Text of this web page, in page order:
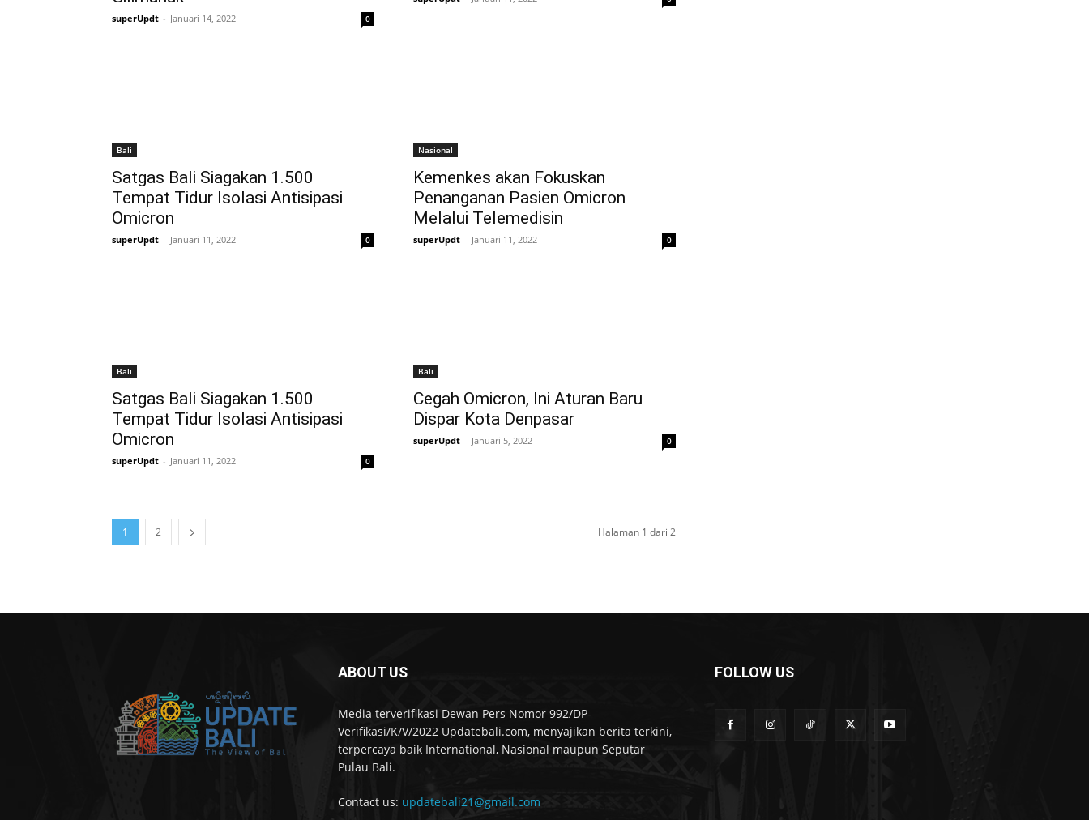
superUpdt - Januari 14, 2022 0
Bali
Satgas Bali Siagakan 1.500
Tempat Tidur Isolasi Antisipasi
Omicron
superUpdt - Januari 11, 2022 0
Nasional
Kemenkes akan Fokuskan
Penanganan Pasien Omicron
Melalui Telemedisin
superUpdt - Januari 11, 2022 0
Bali
Satgas Bali Siagakan 1.500
Tempat Tidur Isolasi Antisipasi
Omicron
superUpdt - Januari 11, 2022 0
Bali
Cegah Omicron, Ini Aturan Baru
Dispar Kota Denpasar
superUpdt - Januari 5, 2022 0
1 2 Halaman 1 dari 2
ABOUT US
Media terverifikasi Dewan Pers Nomor 992/DP-
Verifikasi/K/V/2022 Updatebali.com, menyajikan berita terkini,
terpercaya baik International, Nasional maupun Seputar
Pulau Bali.
Contact us: updatebali21@gmail.com
FOLLOW US